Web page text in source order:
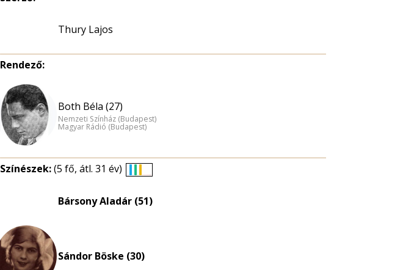
Thury Lajos
Rendező:
Both Béla (27)
Nemzeti Színház (Budapest)
Magyar Rádió (Budapest)
Színészek:(5 fő, átl. 31 év)
eloszlás
Bársony Aladár (51)
Sándor Böske (30)